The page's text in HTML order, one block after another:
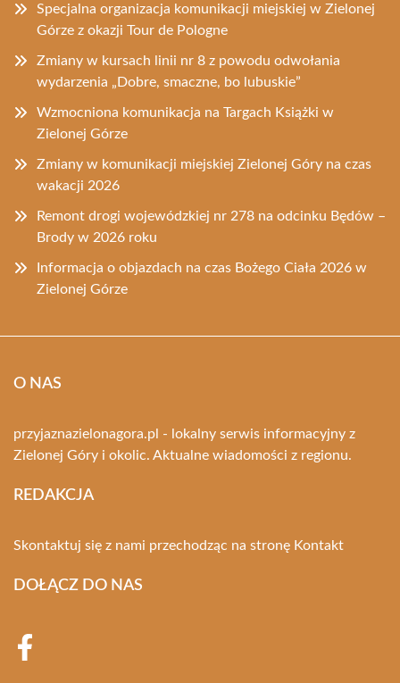
Specjalna organizacja komunikacji miejskiej w Zielonej
Górze z okazji Tour de Pologne
Zmiany w kursach linii nr 8 z powodu odwołania
wydarzenia „Dobre, smaczne, bo lubuskie”
Wzmocniona komunikacja na Targach Książki w
Zielonej Górze
Zmiany w komunikacji miejskiej Zielonej Góry na czas
wakacji 2026
Remont drogi wojewódzkiej nr 278 na odcinku Będów –
Brody w 2026 roku
Informacja o objazdach na czas Bożego Ciała 2026 w
Zielonej Górze
O NAS
przyjaznazielonagora.pl - lokalny serwis informacyjny z
Zielonej Góry i okolic. Aktualne wiadomości z regionu.
REDAKCJA
Skontaktuj się z nami przechodząc na stronę Kontakt
DOŁĄCZ DO NAS